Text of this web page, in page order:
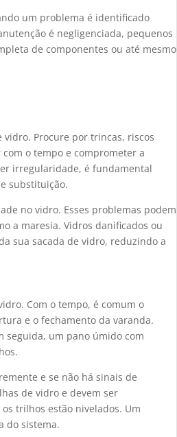
um problema é identificado
é negligenciada, pequenos
de componentes ou até mesmo
Procure por trincas, riscos
o tempo e comprometer a
irregularidade, é fundamental
substituição.
no vidro. Esses problemas podem
a maresia. Vidros danificados ou
sua sacada de vidro, reduzindo a
Com o tempo, é comum o
e o fechamento da varanda.
seguida, um pano úmido com
e se não há sinais de
de vidro e devem ser
trilhos estão nivelados. Um
do sistema.